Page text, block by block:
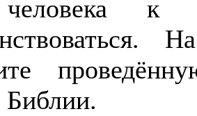
человека к